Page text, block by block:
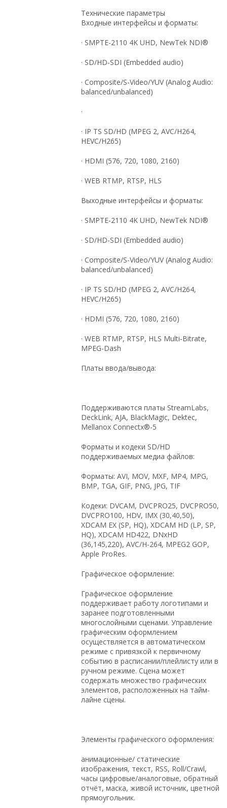
Технические параметры
Входные интерфейсы и форматы:
· SMPTE-2110 4K UHD, NewTek NDI®
· SD/HD-SDI (Embedded audio)
· Composite/S-Video/YUV (Analog Audio:
balanced/unbalanced)
·
· IP TS SD/HD (MPEG 2, AVC/H264,
HEVC/H265)
· HDMI (576, 720, 1080, 2160)
· WEB RTMP, RTSP, HLS
Выходные интерфейсы и форматы:
· SMPTE-2110 4K UHD, NewTek NDI®
· SD/HD-SDI (Embedded audio)
· Composite/S-Video/YUV (Analog Audio:
balanced/unbalanced)
· IP TS SD/HD (MPEG 2, AVC/H264,
HEVC/H265)
· HDMI (576, 720, 1080, 2160)
· WEB RTMP, RTSP, HLS Multi-Bitrate,
MPEG-Dash
Платы ввода/вывода:
Поддерживаются платы StreamLabs,
DeckLink, AJA, BlackMagic, Dektec,
Mellanox Connectx®-5
Форматы и кодеки SD/HD
поддерживаемых медиа файлов:
Форматы: AVI, MOV, MXF, MP4, MPG,
BMP, TGA, GIF, PNG, JPG, TIF
Кодеки: DVCAM, DVCPRO25, DVCPRO50,
DVCPRO100, HDV, IMX (30,40,50),
XDCAM EX (SP, HQ), XDCAM HD (LP, SP,
HQ), XDCAM HD422, DNxHD
(36,145,220), AVC/H-264, MPEG2 GOP,
Apple ProRes.
Графическое оформление:
Графическое оформление
поддерживает работу логотипами и
заранее подготовленными
многослойными сценами. Управление
графическим оформлением
осуществляется в автоматическом
режиме с привязкой к первичному
событию в расписании/плейлисту или в
ручном режиме. Сцена может
содержать множество графических
элементов, расположенных на тайм-
лайне сцены.
Элементы графического оформления:
анимационные/ статические
изображения, текст, RSS, Roll/Crawl,
часы цифровые/аналоговые, обратный
отчёт, маска, живой источник, цветной
прямоугольник.